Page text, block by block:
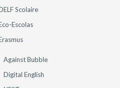
Scolaire
Escolas
Against Bubble
Digital English